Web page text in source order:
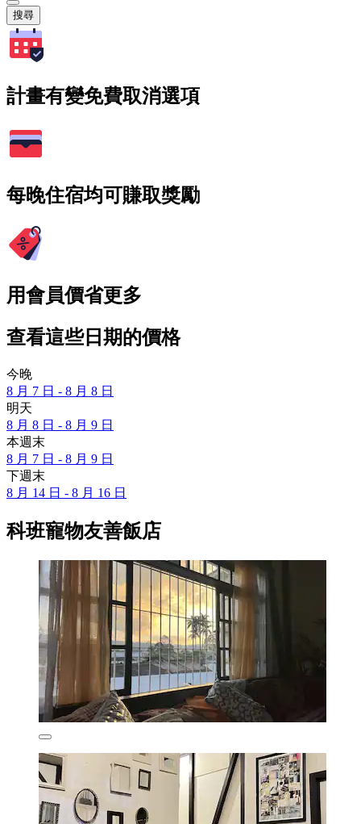
搜尋
計畫有變免費取消選項
每晚住宿均可賺取獎勵
用會員價省更多
查看這些日期的價格
今晚
8 月 7 日 - 8 月 8 日
明天
8 月 8 日 - 8 月 9 日
本週末
8 月 7 日 - 8 月 9 日
下週末
8 月 14 日 - 8 月 16 日
科班寵物友善飯店